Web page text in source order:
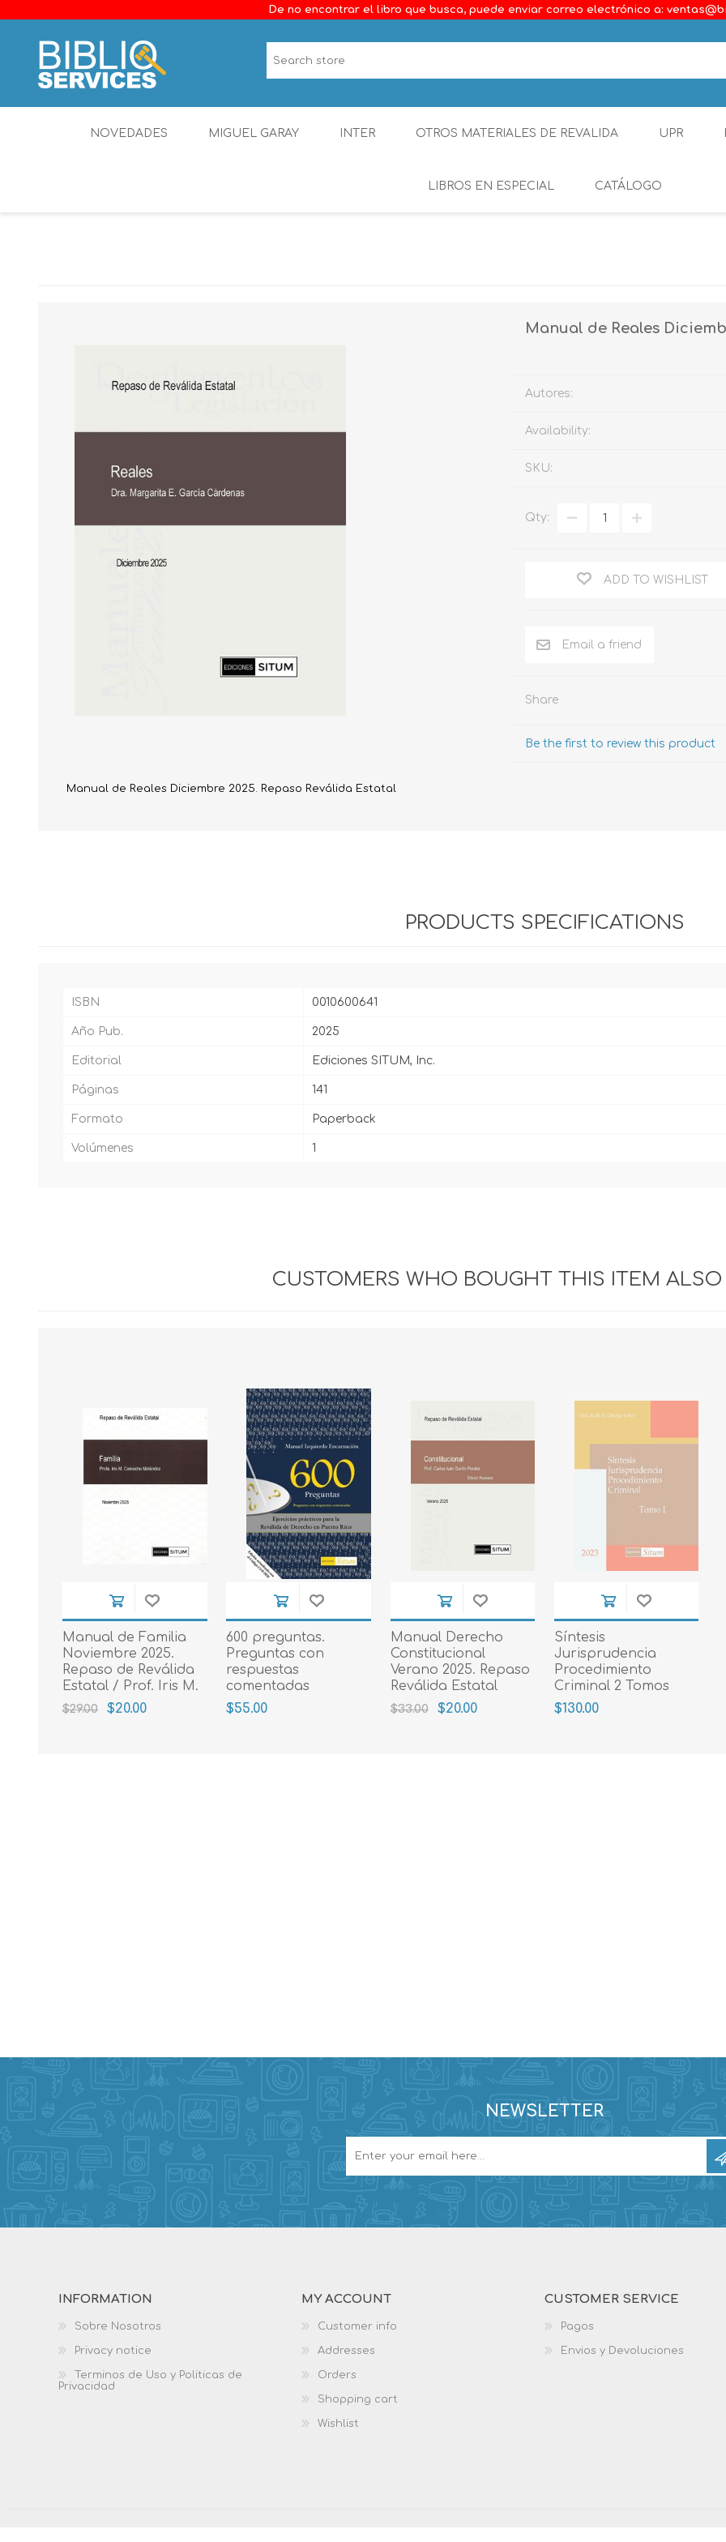
De no encontrar el libro que busca, puede enviar correo electrónico a:
NOVEDADES MIGUEL GARAY INTER OTROS MATERIALES DE REVALIDA UPR
LIBROS EN ESPECIAL CATÁLOGO
Derecho Comercial
Evidencia / Derecho
Manual de Reales
Autores:
Availability:
SKU:
Qty:
ADD TO WISHLIST
Share
Be the first to review this product
Manual de Reales Diciembre 2025. Repaso Reválida Estatal
PRODUCTS SPECIFICATIONS
ISBN 0010600641
Año Pub. 2025
Editorial Ediciones SITUM, Inc.
Páginas 141
Formato Paperback
Volúmenes 1
CUSTOMERS WHO BOUGHT THIS ITEM
Manual de Familia
Noviembre 2025.
Repaso de Reválida
Estatal / Prof. Iris M.
Camacho Meléndez
$29.00 $20.00
600 preguntas.
Preguntas con
respuestas
comentadas
$55.00
Manual Derecho
Constitucional
Verano 2025. Repaso
Reválida Estatal
$33.00 $20.00
Síntesis
Jurisprudencia
Procedimiento
Criminal 2 Tomos
$130.00
NEWSLETTER
INFORMATION
Sobre Nosotros
Privacy notice
Terminos de Uso y Politicas de
Privacidad
MY ACCOUNT
Customer info
Addresses
Orders
Shopping cart
Wishlist
CUSTOMER SERVICE
Pagos
Envios y Devoluciones